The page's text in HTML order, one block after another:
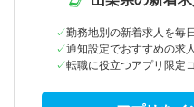
勤務地別の新着求人を毎
通知設定でおすすめの求
転職に役立つアプリ限定